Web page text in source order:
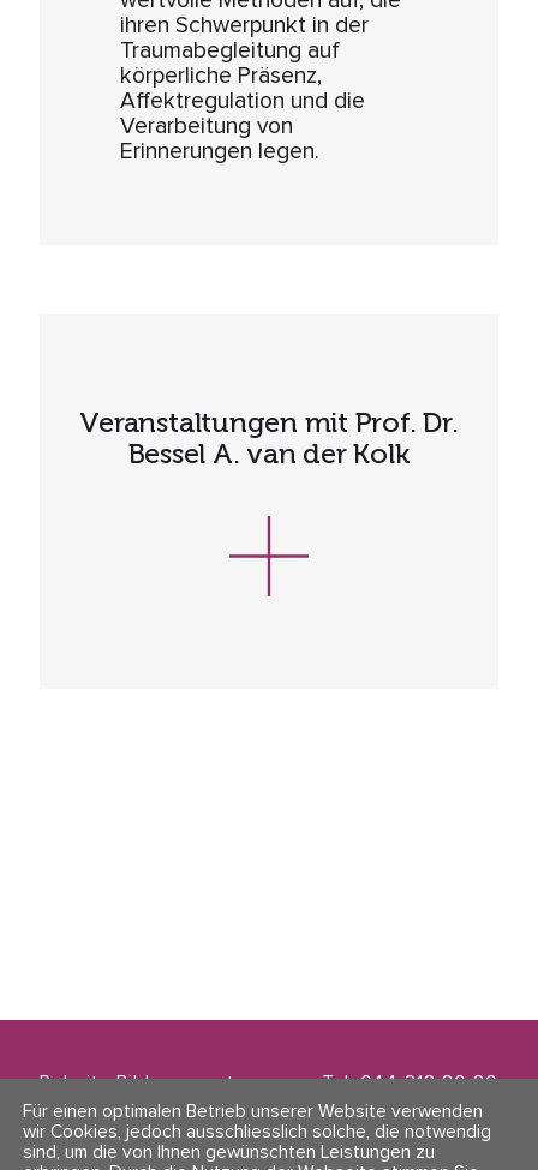
ihren Schwerpunkt in der
Traumabegleitung auf
körperliche Präsenz,
Affektregulation und die
Verarbeitung von
Erinnerungen legen.
Veranstaltungen mit Prof. Dr.
Bessel A. van der Kolk
Polarity Bildungszentrum
Zwinglistrasse 21
8004 Zürich
Tel. 044 218 80 80
info@polarity.ch
Für einen optimalen Betrieb unserer Website verwenden
wir Cookies, jedoch ausschliesslich solche, die notwendig
sind, um die von Ihnen gewünschten Leistungen zu